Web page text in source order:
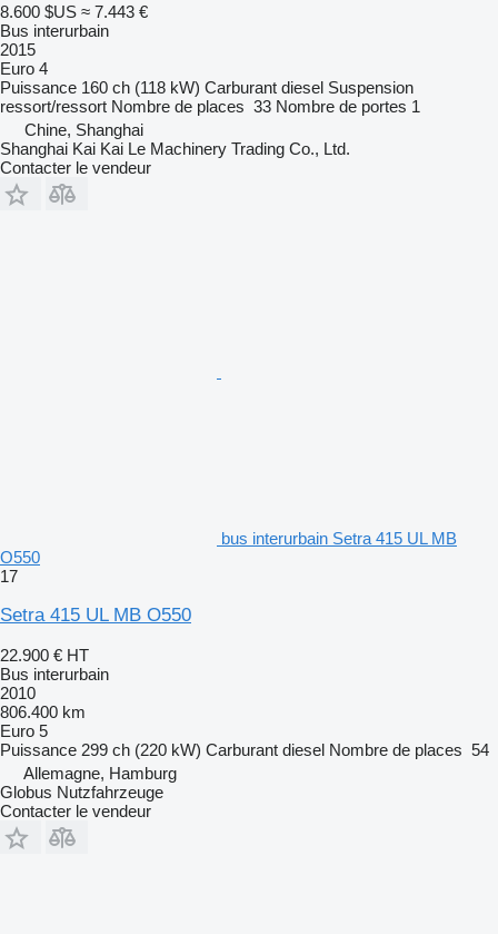
8.600 $US ≈ 7.443 €
Bus interurbain
2015
Euro 4
Puissance 160 ch (118 kW) Carburant diesel Suspension
ressort/ressort Nombre de places 33 Nombre de portes 1
Chine, Shanghai
Shanghai Kai Kai Le Machinery Trading Co., Ltd.
Contacter le vendeur
bus interurbain Setra 415 UL MB
O550
17
Setra 415 UL MB O550
22.900 € HT
Bus interurbain
2010
806.400 km
Euro 5
Puissance 299 ch (220 kW) Carburant diesel Nombre de places 54
Allemagne, Hamburg
Globus Nutzfahrzeuge
Contacter le vendeur